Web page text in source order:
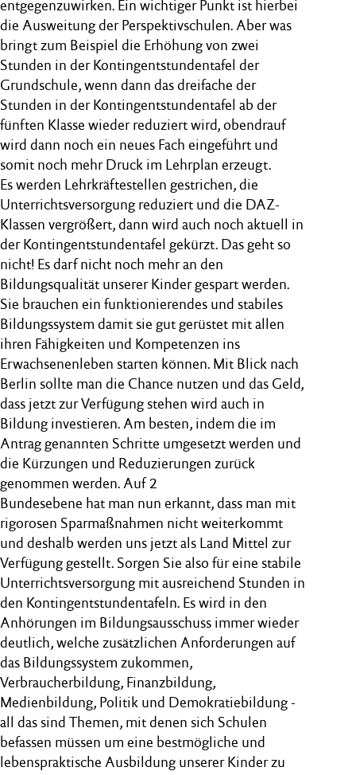
entgegenzuwirken. Ein wichtiger Punkt ist hierbei
die Ausweitung der Perspektivschulen. Aber was
bringt zum Beispiel die Erhöhung von zwei
Stunden in der Kontingentstundentafel der
Grundschule, wenn dann das dreifache der
Stunden in der Kontingentstundentafel ab der
fünften Klasse wieder reduziert wird, obendrauf
wird dann noch ein neues Fach eingeführt und
somit noch mehr Druck im Lehrplan erzeugt.
Es werden Lehrkräftestellen gestrichen, die
Unterrichtsversorgung reduziert und die DAZ-
Klassen vergrößert, dann wird auch noch aktuell in
der Kontingentstundentafel gekürzt. Das geht so
nicht! Es darf nicht noch mehr an den
Bildungsqualität unserer Kinder gespart werden.
Sie brauchen ein funktionierendes und stabiles
Bildungssystem damit sie gut gerüstet mit allen
ihren Fähigkeiten und Kompetenzen ins
Erwachsenenleben starten können. Mit Blick nach
Berlin sollte man die Chance nutzen und das Geld,
dass jetzt zur Verfügung stehen wird auch in
Bildung investieren. Am besten, indem die im
Antrag genannten Schritte umgesetzt werden und
die Kürzungen und Reduzierungen zurück
genommen werden. Auf 2
Bundesebene hat man nun erkannt, dass man mit
rigorosen Sparmaßnahmen nicht weiterkommt
und deshalb werden uns jetzt als Land Mittel zur
Verfügung gestellt. Sorgen Sie also für eine stabile
Unterrichtsversorgung mit ausreichend Stunden in
den Kontingentstundentafeln. Es wird in den
Anhörungen im Bildungsausschuss immer wieder
deutlich, welche zusätzlichen Anforderungen auf
das Bildungssystem zukommen,
Verbraucherbildung, Finanzbildung,
Medienbildung, Politik und Demokratiebildung -
all das sind Themen, mit denen sich Schulen
befassen müssen um eine bestmögliche und
lebenspraktische Ausbildung unserer Kinder zu